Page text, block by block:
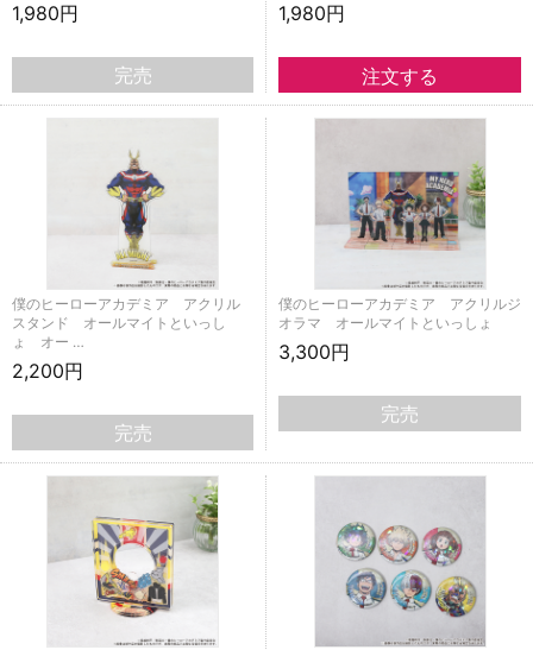
1,980円
完売
1,980円
僕のヒーローアカデミア アクリル
スタンド オールマイトといっし
ょ オー …
2,200円
完売
僕のヒーローアカデミア アクリルジ
オラマ オールマイトといっしょ
3,300円
完売